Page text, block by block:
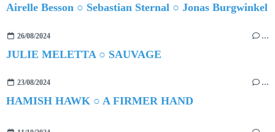
Airelle Besson ○ Sebastian Sternal ○ Jonas Burgwinkel
26/08/2024 …
JULIE MELETTA ○ SAUVAGE
23/08/2024 …
HAMISH HAWK ○ A FIRMER HAND